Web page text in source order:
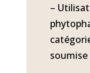
–
soumise